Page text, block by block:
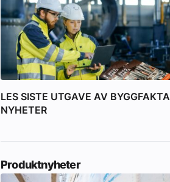
LES SISTE UTGAVE AV BYGGFAKTA
NYHETER
Produktnyheter